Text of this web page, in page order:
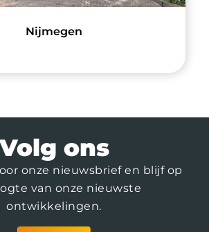
Nijmegen
ons
onze nieuwsbrief en blijf op
van onze nieuwste
ontwikkelingen.